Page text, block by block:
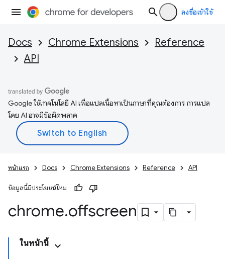
ลงชื่อเข้าใช้
Docs Chrome Extensions
Reference
API
Google ใช้เทคโนโลยี AI เพื่อแปลเนื้อหาเป็นภาษาที่คุณต้องการ การแปล
โดย AI อาจมีข้อผิดพลาด
หน้าแรก Docs Chrome Extensions Reference API
ข้อมูลนี้มีประโยชน์ไหม
chrome.offscreen
ในหน้านี้